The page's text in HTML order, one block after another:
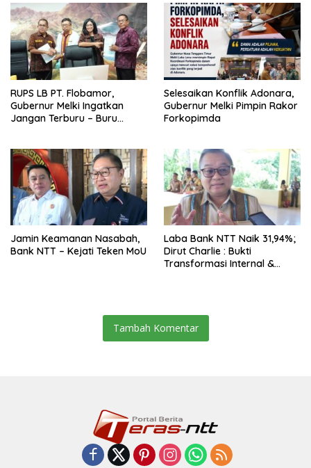
RUPS LB PT. Flobamor,
Gubernur Melki Ingatkan
Jangan Terburu – Buru
Selesaikan Konflik Adonara,
Gubernur Melki Pimpin Rakor
Forkopimda
Jamin Keamanan Nasabah,
Bank NTT – Kejati Teken MoU
Laba Bank NTT Naik 31,94%;
Dirut Charlie : Bukti
Transformasi Internal &
Tambah Komentar